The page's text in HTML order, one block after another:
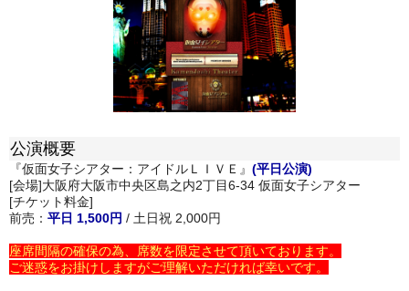
公演概要
『仮面女子シアター：アイドルＬＩＶＥ』 (平日公演)
[会場]大阪府大阪市中央区島之内2丁目6-34 仮面女子シアター
[チケット料金]
前売： 平日 1,500円 / 土日祝 2,000円
座席間隔の確保の為、席数を限定させて頂いております。
ご迷惑をお掛けしますがご理解いただければ幸いです。